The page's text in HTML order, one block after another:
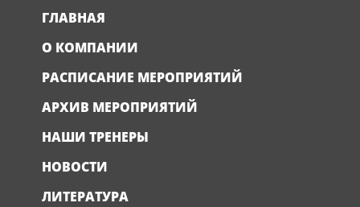
ГЛАВНАЯ
О КОМПАНИИ
РАСПИСАНИЕ МЕРОПРИЯТИЙ
АРХИВ МЕРОПРИЯТИЙ
НАШИ ТРЕНЕРЫ
НОВОСТИ
ЛИТЕРАТУРА